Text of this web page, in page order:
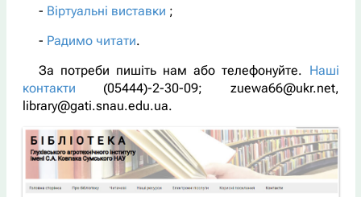
- Віртуальні виставки ;
- Радимо читати.
За потреби пишіть нам або телефонуйте. Наші
контакти (05444)-2-30-09; zuewa66@ukr.net,
library@gati.snau.edu.ua.